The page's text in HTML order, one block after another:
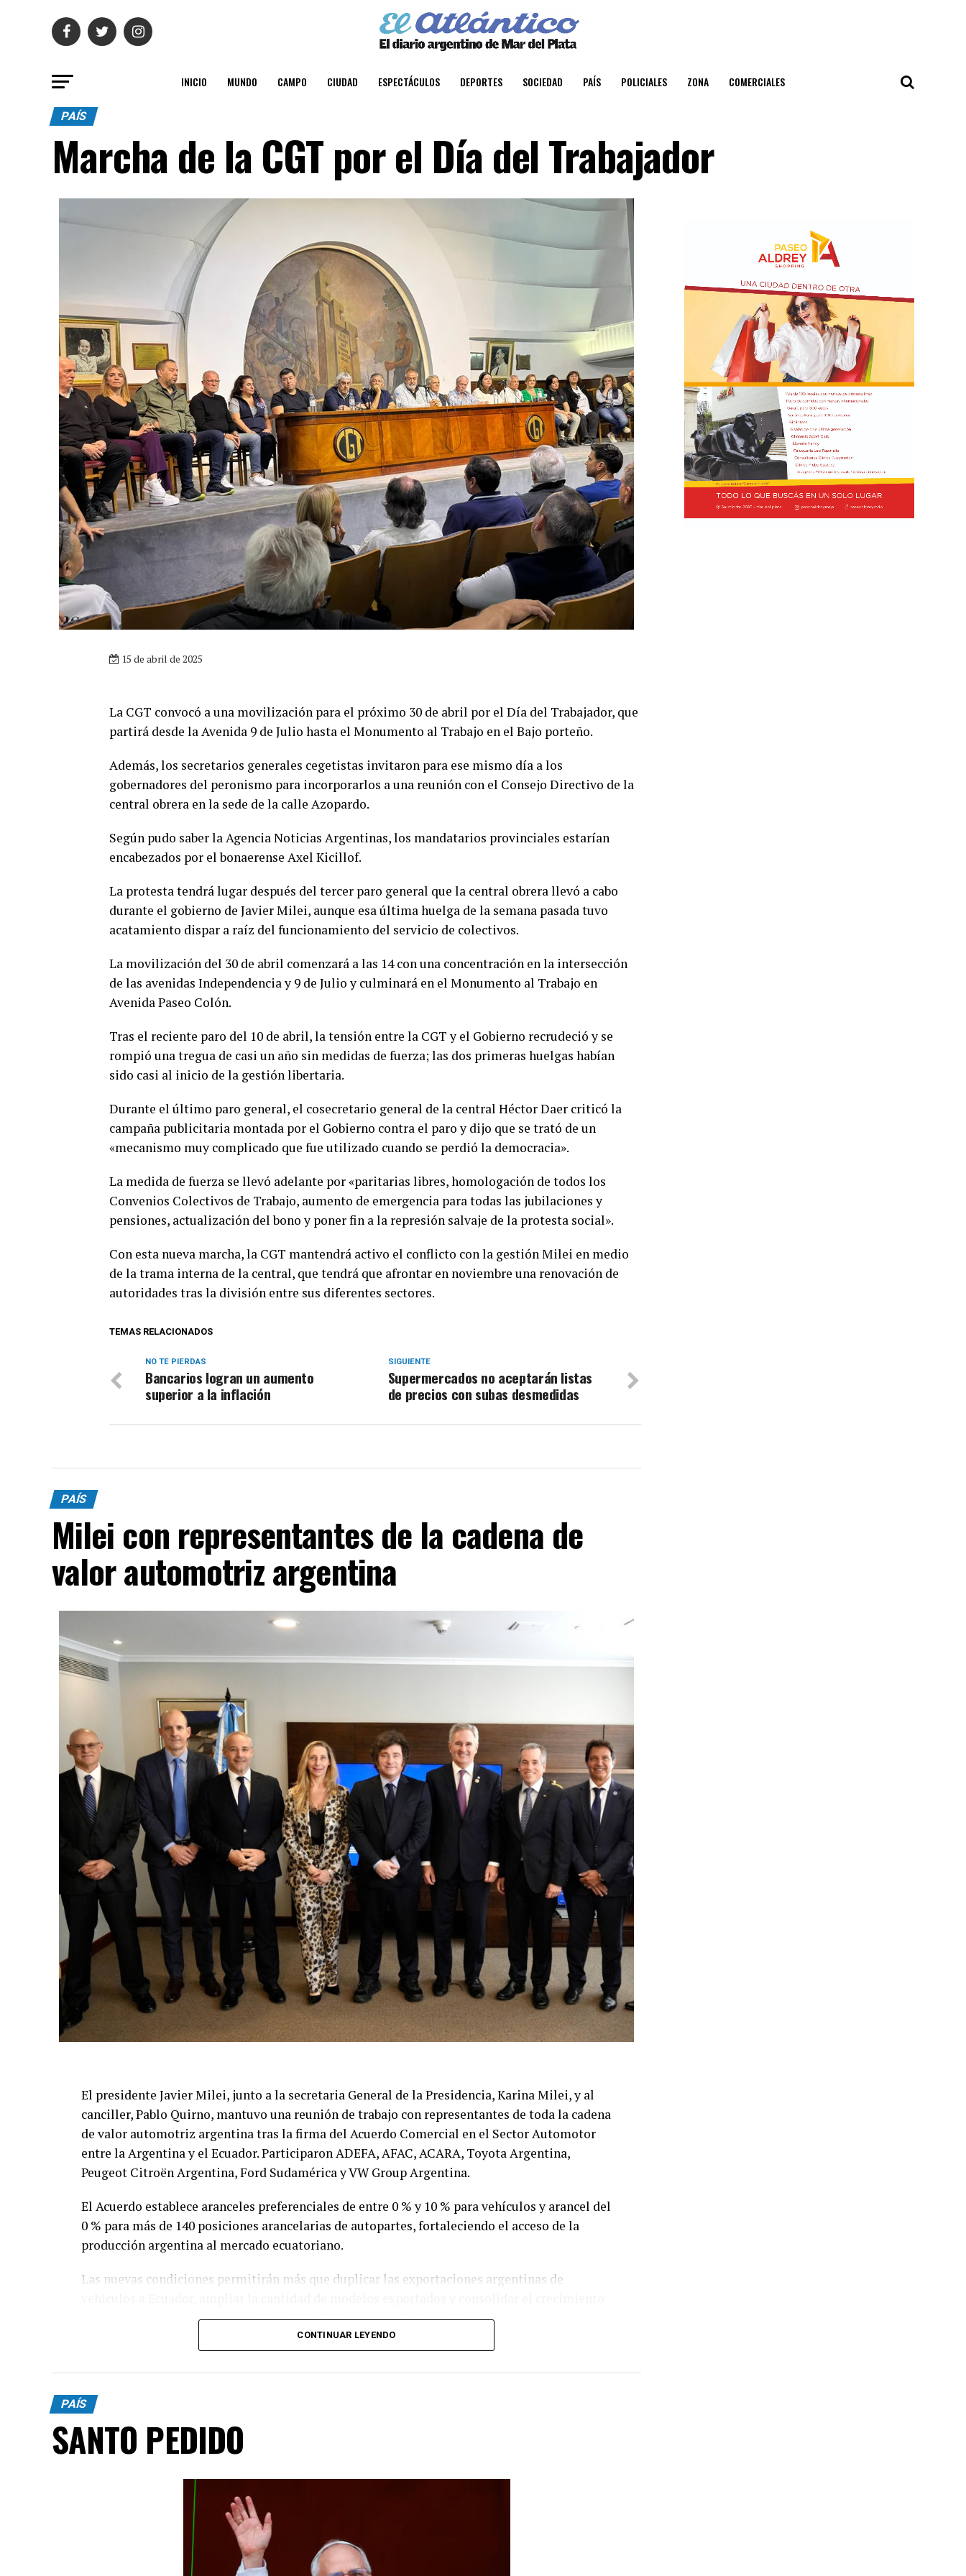
INICIO MUNDO CAMPO CIUDAD ESPECTÁCULOS DEPORTES SOCIEDAD PAÍS POLICIALES ZONA COMERCIALES
PAÍS
Marcha de la CGT por el Día del Trabajador
15 de abril de 2025
La CGT convocó a una movilización para el próximo 30 de abril por el Día del Trabajador, que
partirá desde la Avenida 9 de Julio hasta el Monumento al Trabajo en el Bajo porteño.
Además, los secretarios generales cegetistas invitaron para ese mismo día a los
gobernadores del peronismo para incorporarlos a una reunión con el Consejo Directivo de la
central obrera en la sede de la calle Azopardo.
Según pudo saber la Agencia Noticias Argentinas, los mandatarios provinciales estarían
encabezados por el bonaerense Axel Kicillof.
La protesta tendrá lugar después del tercer paro general que la central obrera llevó a cabo
durante el gobierno de Javier Milei, aunque esa última huelga de la semana pasada tuvo
acatamiento dispar a raíz del funcionamiento del servicio de colectivos.
La movilización del 30 de abril comenzará a las 14 con una concentración en la intersección
de las avenidas Independencia y 9 de Julio y culminará en el Monumento al Trabajo en
Avenida Paseo Colón.
Tras el reciente paro del 10 de abril, la tensión entre la CGT y el Gobierno recrudeció y se
rompió una tregua de casi un año sin medidas de fuerza; las dos primeras huelgas habían
sido casi al inicio de la gestión libertaria.
Durante el último paro general, el cosecretario general de la central Héctor Daer criticó la
campaña publicitaria montada por el Gobierno contra el paro y dijo que se trató de un
«mecanismo muy complicado que fue utilizado cuando se perdió la democracia».
La medida de fuerza se llevó adelante por «paritarias libres, homologación de todos los
Convenios Colectivos de Trabajo, aumento de emergencia para todas las jubilaciones y
pensiones, actualización del bono y poner fin a la represión salvaje de la protesta social».
Con esta nueva marcha, la CGT mantendrá activo el conflicto con la gestión Milei en medio
de la trama interna de la central, que tendrá que afrontar en noviembre una renovación de
autoridades tras la división entre sus diferentes sectores.
TEMAS RELACIONADOS
SIGUIENTE
Supermercados no aceptarán listas
de precios con subas desmedidas
NO TE PIERDAS
Bancarios logran un aumento
superior a la inflación
PAÍS
Milei con representantes de la cadena de
valor automotriz argentina
El presidente Javier Milei, junto a la secretaria General de la Presidencia, Karina Milei, y al
canciller, Pablo Quirno, mantuvo una reunión de trabajo con representantes de toda la cadena
de valor automotriz argentina tras la firma del Acuerdo Comercial en el Sector Automotor
entre la Argentina y el Ecuador. Participaron ADEFA, AFAC, ACARA, Toyota Argentina,
Peugeot Citroën Argentina, Ford Sudamérica y VW Group Argentina.
El Acuerdo establece aranceles preferenciales de entre 0 % y 10 % para vehículos y arancel del
0 % para más de 140 posiciones arancelarias de autopartes, fortaleciendo el acceso de la
producción argentina al mercado ecuatoriano.
Las nuevas condiciones permitirán más que duplicar las exportaciones argentinas de
de uno de los principales complejos industriales y exportadores del país.
CONTINUAR LEYENDO
PAÍS
SANTO PEDIDO